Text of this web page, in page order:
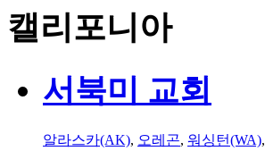
캘리포니아
서북미 교회
알라스카(AK), 오레곤, 워싱턴(WA),